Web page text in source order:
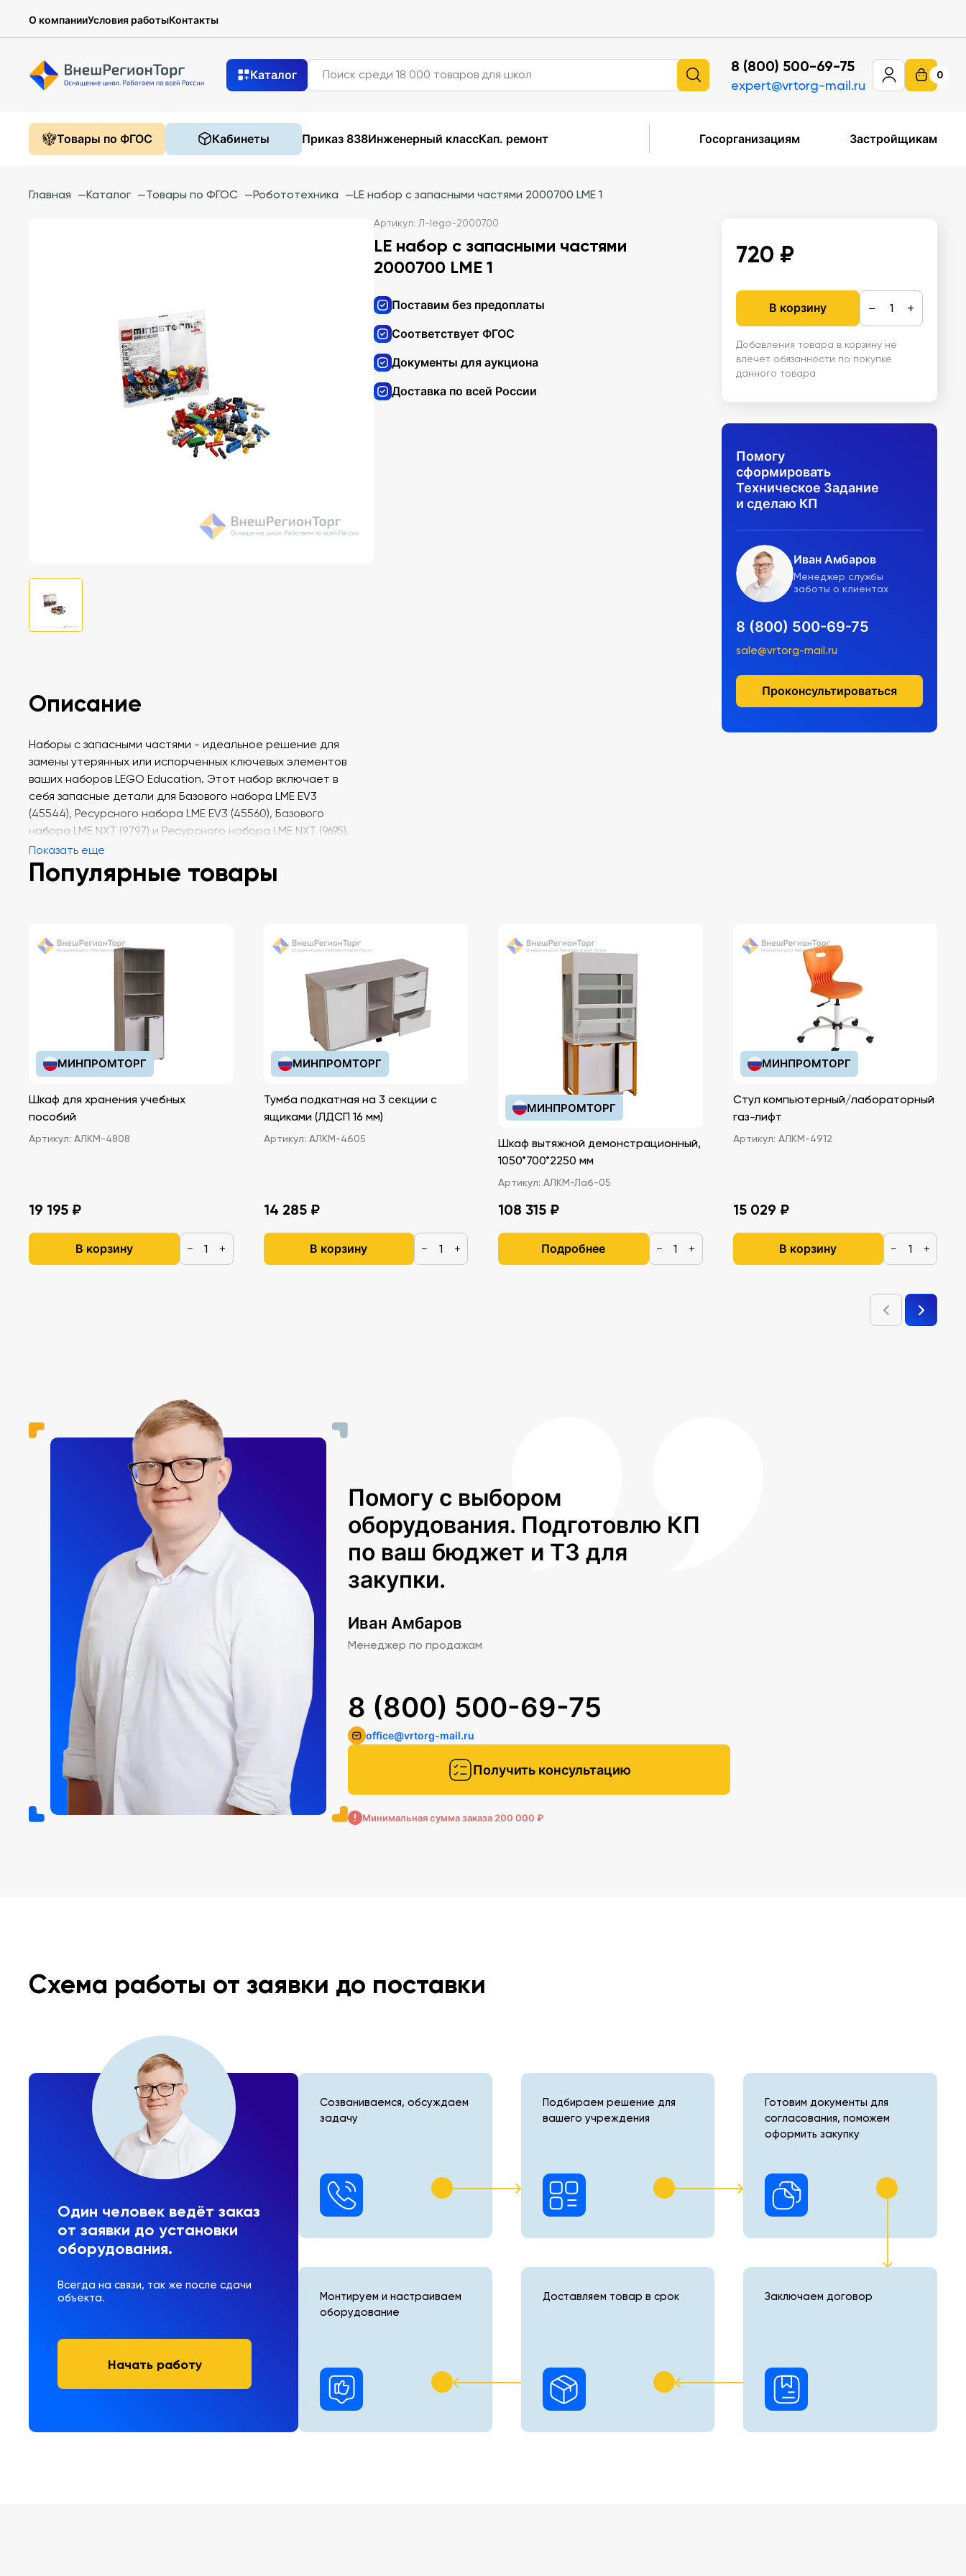
О компанииУсловия работыКонтакты
Каталог 8 (800) 500-69-75
expert@vrtorg-mail.ru
0
Товары по ФГОС Кабинеты Приказ 838Инженерный классКап. ремонт Госорганизациям Застройщикам
Главная —Каталог —Товары по ФГОС —Робототехника —LE набор с запасными частями 2000700 LME 1
Артикул: Л-lego-2000700
LE набор с запасными частями
2000700 LME 1
Поставим без предоплаты
Соответствует ФГОС
Документы для аукциона
Доставка по всей России
720 ₽
В корзину − +
Добавления товара в корзину не
влечет обязанности по покупке
данного товара
Помогу
сформировать
Техническое Задание
и сделаю КП
Иван Амбаров
Менеджер службы
заботы о клиентах
8 (800) 500-69-75
sale@vrtorg-mail.ru
Проконсультироваться
Описание
Наборы с запасными частями - идеальное решение для
замены утерянных или испорченных ключевых элементов
ваших наборов LEGO Education. Этот набор включает в
себя запасные детали для Базового набора LME EV3
(45544), Ресурсного набора LME EV3 (45560), Базового
набора LME NXT (9797) и Ресурсного набора LME NXT (9695).
Показать еще
Популярные товары
МИНПРОМТОРГ
Шкаф для хранения учебных
пособий
Артикул: АЛКМ-4808
19 195 ₽
В корзину − +
МИНПРОМТОРГ
Тумба подкатная на 3 секции с
ящиками (ЛДСП 16 мм)
Артикул: АЛКМ-4605
14 285 ₽
В корзину − +
МИНПРОМТОРГ
Шкаф вытяжной демонстрационный,
1050*700*2250 мм
Артикул: АЛКМ-Лаб-05
108 315 ₽
Подробнее − +
МИНПРОМТОРГ
Стул компьютерный/лабораторный
газ-лифт
Артикул: АЛКМ-4912
15 029 ₽
В корзину − +
Помогу с выбором
оборудования. Подготовлю КП
по ваш бюджет и ТЗ для
закупки.
Иван Амбаров
Менеджер по продажам
Получить консультацию
8 (800) 500-69-75
office@vrtorg-mail.ru
Минимальная сумма заказа 200 000 ₽
Схема работы от заявки до поставки
Один человек ведёт заказ
от заявки до установки
оборудования.
Всегда на связи, так же после сдачи
объекта.
Начать работу
Созваниваемся, обсуждаем
задачу
Подбираем решение для
вашего учреждения
Готовим документы для
согласования, поможем
оформить закупку
Монтируем и настраиваем
оборудование
Доставляем товар в срок Заключаем договор